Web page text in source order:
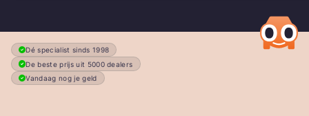
Dé specialist sinds 1998
De beste prijs uit 5000 dealers
Vandaag nog je geld